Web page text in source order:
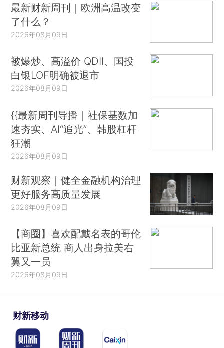
最新财新周刊｜欧洲高温改变
了什么？
2026年08月09日
被爆炒、高溢价 QDII、国投
白银LOF明确被退市
2026年08月09日
{{最新周刊导播｜社保基数加
速夯实、AI“追光”、韩股杠杆
狂潮
2026年08月09日
财新观察｜健全金融机构治理
更好服务高质量发展
2026年08月09日
【商圈】喜欢配戴名表的哥伦
比亚新总统 商人出身拉美右
翼又一员
2026年08月09日
财新移动